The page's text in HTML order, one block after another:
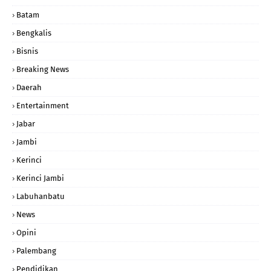
Batam
Bengkalis
Bisnis
Breaking News
Daerah
Entertainment
Jabar
Jambi
Kerinci
Kerinci Jambi
Labuhanbatu
News
Opini
Palembang
Pendidikan